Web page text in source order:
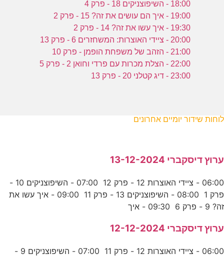
18:00 - השיפוצניקים 18 - פרק 4
19:00 - איך הם עושים את זה? 15 - פרק 2
19:30 - איך עשו את זה? 14 - פרק 2
20:00 - ציידי האוצרות: המשחזרים 6 - פרק 13
21:00 - הזהב של משפחת הופמן - פרק 10
22:00 - הצלת מכרות עם פרדי וחואן 2 - פרק 5
23:00 - דיג קטלני 20 - פרק 13
לוחות שידור יומיים אחרונים
ערוץ דיסקברי 13-12-2024
06:00 - ציידי האוצרות 12 - פרק 12 07:00 - השיפוצניקים 10 -
פרק 1 08:00 - השיפוצניקים 13 - פרק 11 09:00 - איך עשו את
זה? 9 - פרק 6 09:30 - איך
ערוץ דיסקברי 12-12-2024
06:00 - ציידי האוצרות 12 - פרק 11 07:00 - השיפוצניקים 9 -